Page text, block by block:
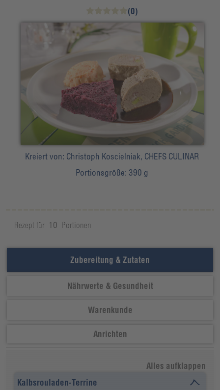
(0)
Kreiert von: Christoph Koscielniak, CHEFS CULINAR
Portionsgröße:390 g
Rezept für 10 Portionen
Zubereitung & Zutaten
Nährwerte & Gesundheit
Warenkunde
Anrichten
Alles aufklappen
Kalbsrouladen-Terrine